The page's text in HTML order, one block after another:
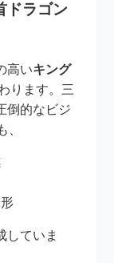
ドラゴン
高いキング
ります。三
倒的なビジ
、
していま